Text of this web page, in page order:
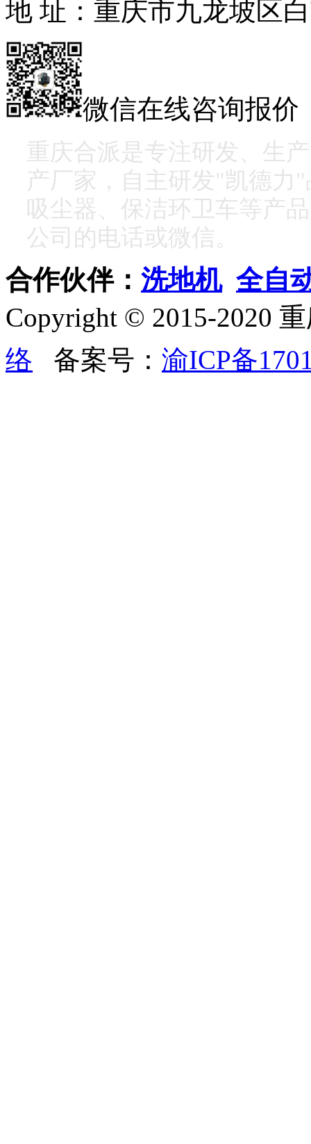
地 址：重庆市九龙坡区
微信在线咨询报价
重庆合派是专注研发、生
产厂家，自主研发"凯德力
吸尘器、保洁环卫车等产
公司的电话或微信。
合作伙伴： 洗地机 全自
Copyright © 2015-2020
络 备案号： 渝ICP备